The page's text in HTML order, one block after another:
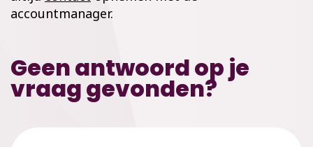
accountmanager.
Geen antwoord op je
vraag gevonden?